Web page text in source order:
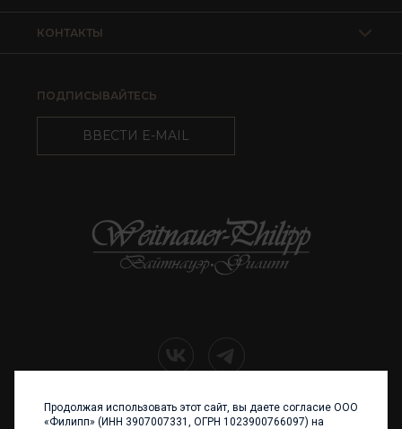
КОНТАКТЫ
ПОДПИСЫВАЙТЕСЬ
ВВЕСТИ E-MAIL
+7 (4012) 960 898
Продолжая использовать этот сайт, вы даете согласие ООО
«Филипп» (ИНН 3907007331, ОГРН 1023900766097) на